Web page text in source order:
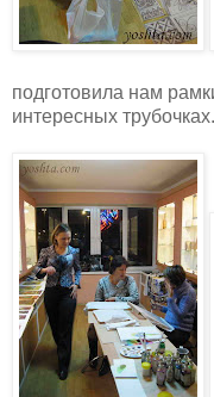
подготовила нам
интересных